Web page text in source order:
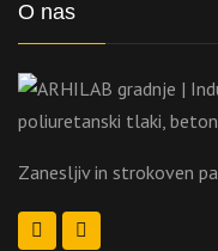
O nas
Zanesljiv in strokoven